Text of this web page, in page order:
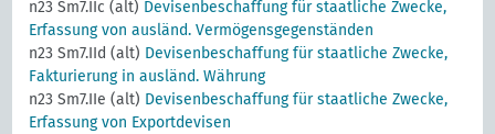
n23 Sm7.IIc (alt) Devisenbeschaffung für staatliche Zwecke,
Erfassung von ausländ. Vermögensgegenständen
n23 Sm7.IId (alt) Devisenbeschaffung für staatliche Zwecke,
Fakturierung in ausländ. Währung
n23 Sm7.IIe (alt) Devisenbeschaffung für staatliche Zwecke,
Erfassung von Exportdevisen